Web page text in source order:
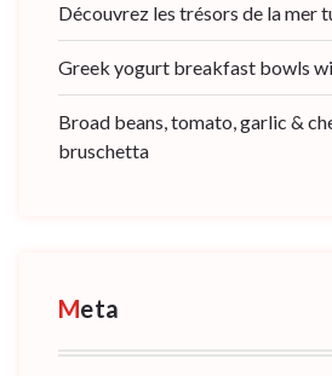
Découvrez les trésors de la mer
Greek yogurt breakfast bowls
Broad beans, tomato, garlic &
bruschetta
Meta